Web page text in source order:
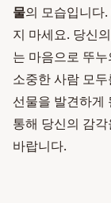
물의 모습입니다
지 마세요. 당신
는 마음으로 뚜
소중한 사람 모
선물을 발견하게
통해 당신의 감
바랍니다.